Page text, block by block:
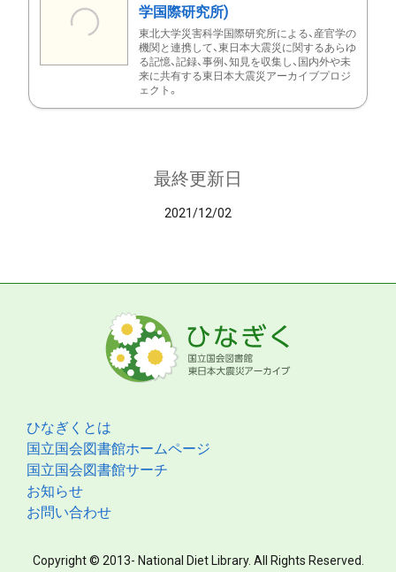
学国際研究所)
東北大学災害科学国際研究所による、産官学の
機関と連携して、東日本大震災に関するあらゆ
る記憶、記録、事例、知見を収集し、国内外や未
来に共有する東日本大震災アーカイブプロジ
ェクト。
最終更新日
2021/12/02
ひなぎくとは
国立国会図書館ホームページ
国立国会図書館サーチ
お知らせ
お問い合わせ
Copyright © 2013- National Diet Library. All Rights Reserved.